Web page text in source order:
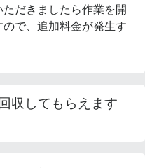
だきましたら作業を開
で、追加料金が発生す
収してもらえます